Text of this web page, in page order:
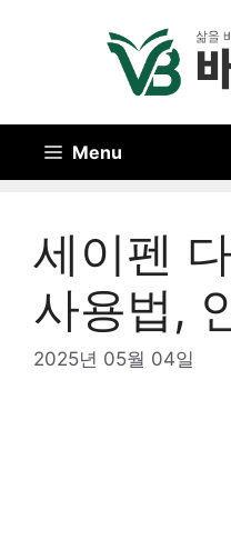
Menu
세이펜
사용법,
2025년 05월 04일